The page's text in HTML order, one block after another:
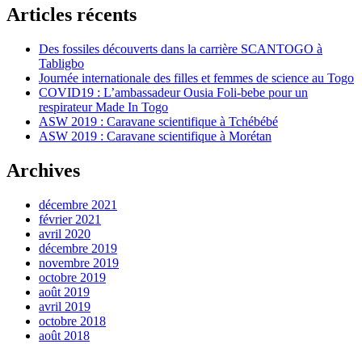
Articles récents
Des fossiles découverts dans la carrière SCANTOGO à
Tabligbo
Journée internationale des filles et femmes de science au Togo
COVID19 : L’ambassadeur Ousia Foli-bebe pour un
respirateur Made In Togo
ASW 2019 : Caravane scientifique à Tchébébé
ASW 2019 : Caravane scientifique à Morétan
Archives
décembre 2021
février 2021
avril 2020
décembre 2019
novembre 2019
octobre 2019
août 2019
avril 2019
octobre 2018
août 2018